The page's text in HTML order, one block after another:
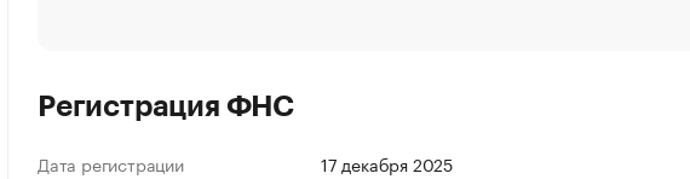
Регистрация ФНС
Дата регистрации
17 декабря 2025